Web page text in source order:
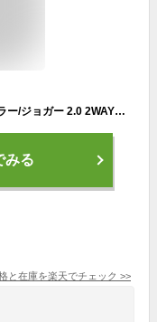
【正規品】イビヤヤ ハッピー ペット トレーラー/ジョガー 2.0 2WAYタイプ ペットトレーラー ペットカート バイクトレーラー 犬用カート 大型犬 自転車連結 バイクトレーラー用バー付き 多頭 耐荷重約30kg 犬 折りたたみ カプラー レインカバー
みる
と在庫を楽天でチェック >>